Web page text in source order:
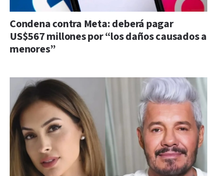
Condena contra Meta: deberá pagar
US$567 millones por “los daños causados a
menores”